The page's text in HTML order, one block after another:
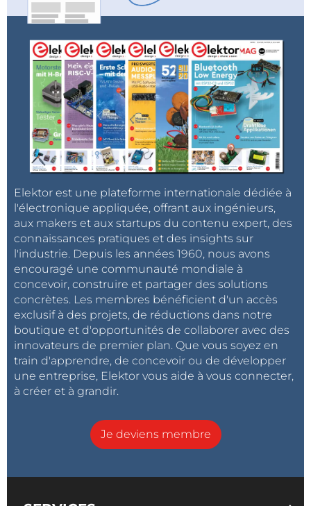
Elektor est une plateforme internationale dédiée à
l'électronique appliquée, offrant aux ingénieurs,
aux makers et aux startups du contenu expert, des
connaissances pratiques et des insights sur
l'industrie. Depuis les années 1960, nous avons
encouragé une communauté mondiale à
concevoir, construire et partager des solutions
concrètes. Les membres bénéficient d'un accès
exclusif à des projets, de réductions dans notre
boutique et d'opportunités de collaborer avec des
innovateurs de premier plan. Que vous soyez en
train d'apprendre, de concevoir ou de développer
une entreprise, Elektor vous aide à vous connecter,
à créer et à grandir.
Je deviens membre